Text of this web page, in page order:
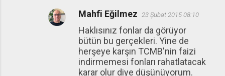
Mahfi Eğilmez 23 Şubat 2015 08:10
Haklısınız fonlar da görüyor
bütün bu gerçekleri. Yine de
herşeye karşın TCMB'nin faizi
indirmemesi fonları rahatlatacak
karar olur diye düşünüyorum.